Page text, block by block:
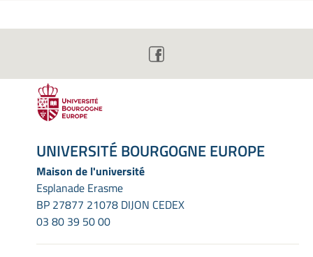
UNIVERSITÉ BOURGOGNE EUROPE
Maison de l'université
Esplanade Erasme
BP 27877 21078 DIJON CEDEX
03 80 39 50 00